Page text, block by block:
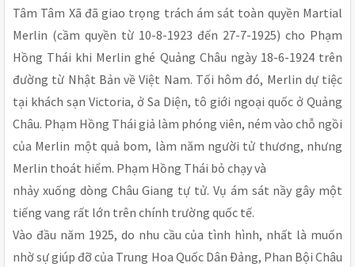
Tâm Tâm Xã đã giao trọng trách ám sát toàn quyền Martial
Merlin (cầm quyền từ 10-8-1923 đến 27-7-1925) cho Phạm
Hồng Thái khi Merlin ghé Quảng Châu ngày 18-6-1924 trên
đường từ Nhật Bản về Việt Nam. Tối hôm đó, Merlin dự tiệc
tại khách sạn Victoria, ở Sa Diện, tô giới ngoại quốc ở Quảng
Châu. Phạm Hồng Thái giả làm phóng viên, ném vào chỗ ngồi
của Merlin một quả bom, làm năm người tử thương, nhưng
Merlin thoát hiểm. Phạm Hồng Thái bỏ chạy và
nhảy xuống dòng Châu Giang tự tử. Vụ ám sát nầy gây một
tiếng vang rất lớn trên chính trường quốc tế.
Vào đầu năm 1925, do nhu cầu của tình hình, nhất là muốn
nhờ sự giúp đỡ của Trung Hoa Quốc Dân Ðảng, Phan Bội Châu